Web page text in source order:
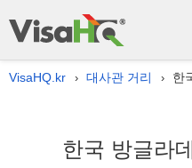
VisaHQ.kr › 대사관 거리 › 한
한국 방글라